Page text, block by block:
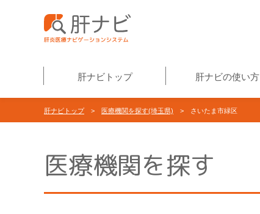
肝ナビトップ 肝ナビの使い方
肝ナビトップ> 医療機関を探す(埼玉県) > さいたま市緑区
医療機関を探す